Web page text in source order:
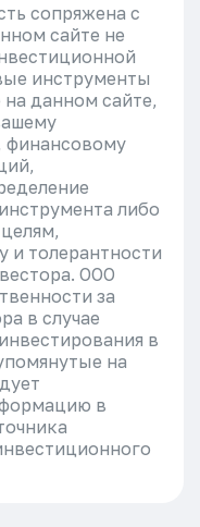
сопряжена с
сайте не
инструменты
данном сайте,
финансовому
либо
и толерантности
ООО
за
в случае
в
на
в